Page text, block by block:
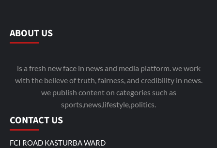
ABOUT US
is a fresh new face in news and media platform. we work
with the believe of truth, fairness, and credibility in news.
we publish content on categories such as
sports,news,lifestyle,politics.
CONTACT US
FCI ROAD KASTURBA WARD